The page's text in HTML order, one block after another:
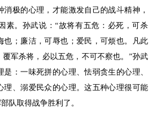
极的心理，才能激发自己的战斗精神，
素。孙武说：“故将有五危：必死，可杀
也；廉洁，可辱也；爱民，可烦也。凡此
军杀将，必以五危，不可不察也。”孙武
：一味死拼的心理、怯弱贪生的心理、
理、溺爱民众的心理。这五种心理很可能
队取得战争胜利了。